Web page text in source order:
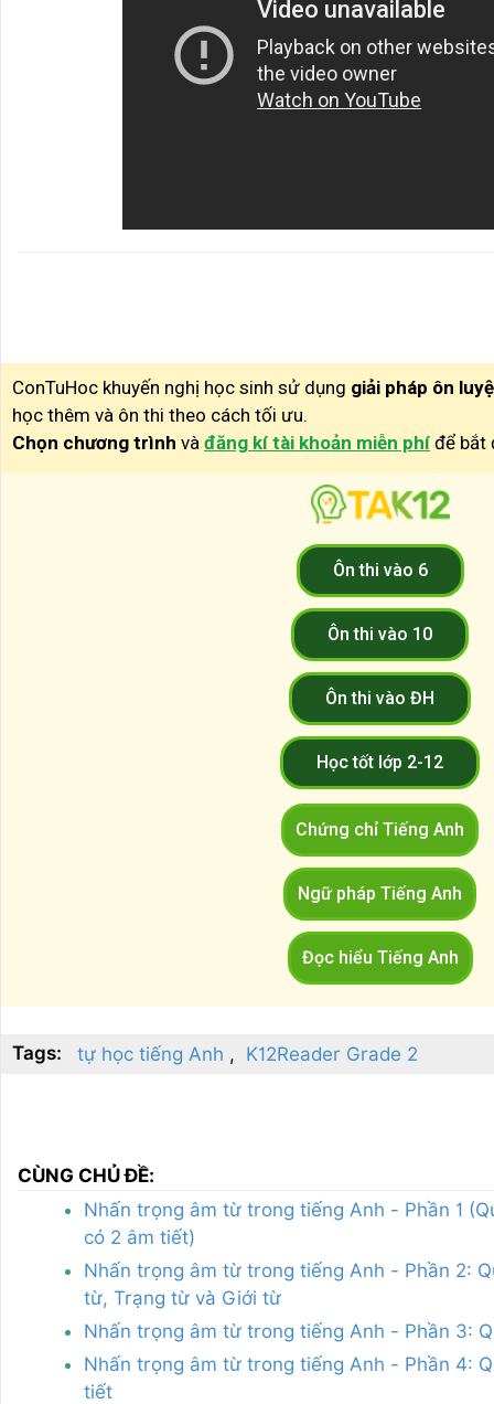
ConTuHoc khuyến nghị học sinh sử dụng giải pháp ôn
học thêm và ôn thi theo cách tối ưu.
Chọn chương trình và đăng kí tài khoản miễn phí để bắt
Ôn thi vào 6
Ôn thi vào 10
Ôn thi vào ĐH
Học tốt lớp 2-12
Chứng chỉ Tiếng Anh
Ngữ pháp Tiếng Anh
Đọc hiểu Tiếng Anh
Tags: tự học tiếng Anh K12Reader Grade 2
CÙNG CHỦ ĐỀ:
Nhấn trọng âm từ trong tiếng Anh - Phần 1
có 2 âm tiết)
Nhấn trọng âm từ trong tiếng Anh - Phần 2:
từ, Trạng từ và Giới từ
Nhấn trọng âm từ trong tiếng Anh - Phần 3:
Nhấn trọng âm từ trong tiếng Anh - Phần 4:
tiết